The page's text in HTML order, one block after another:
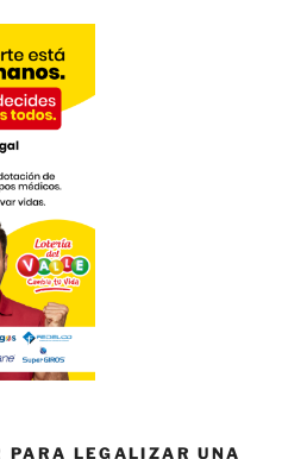
PARA LEGALIZAR UNA